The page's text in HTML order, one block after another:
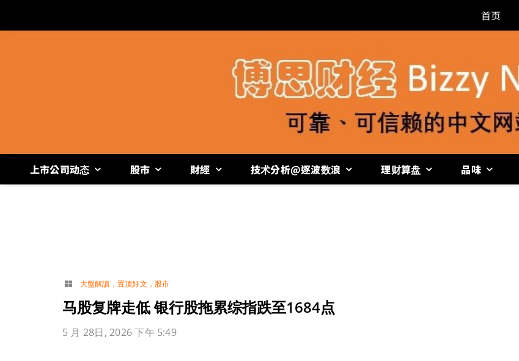
首页
上市公司动态 股市 財經 技术分析@逐波数浪 理财算盘 品味
大盤解讀 ， 置顶好文 ， 股市
马股复牌走低 银行股拖累综指跌至1684点
5 月 28日, 2026 下午 5:49